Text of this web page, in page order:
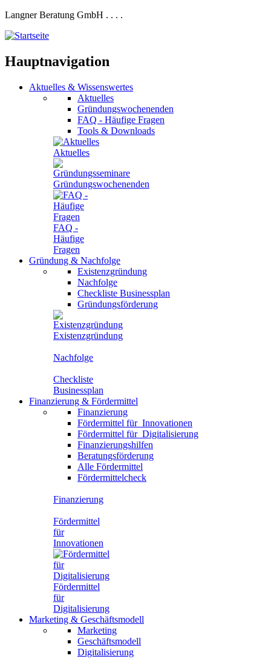
Langner Beratung GmbH . . . .
Hauptnavigation
Aktuelles & Wissenswertes
Aktuelles
Gründungswochenenden
FAQ - Häufige Fragen
Tools & Downloads
Aktuelles
Gründungswochenenden
FAQ -
Häufige
Fragen
Gründung & Nachfolge
Existenzgründung
Nachfolge
Checkliste Businessplan
Gründungsförderung
Existenzgründung
Nachfolge
Checkliste
Businessplan
Finanzierung & Fördermittel
Finanzierung
Fördermittel für Innovationen
Fördermittel für Digitalisierung
Finanzierungshilfen
Beratungsförderung
Alle Fördermittel
Fördermittelcheck
Finanzierung
Fördermittel
für
Innovationen
Fördermittel
für
Digitalisierung
Marketing & Geschäftsmodell
Marketing
Geschäftsmodell
Digitalisierung